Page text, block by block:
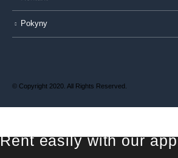
Pokyny
© Copyright 2020. All Rights Reserved.
Rent easily with our app